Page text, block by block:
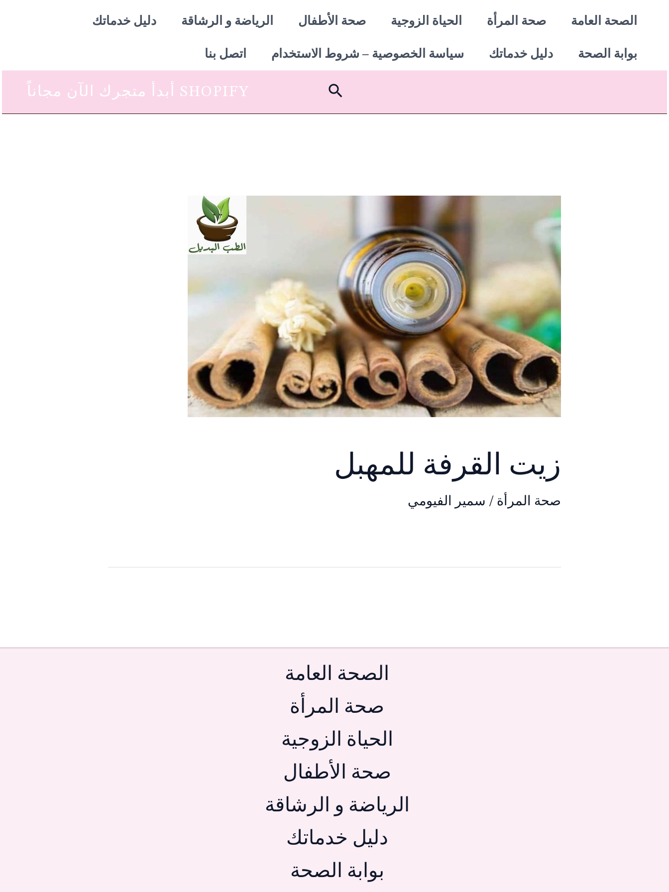
تخطيالصحة العامة صحة المرأة الحياة الزوجية صحة الأطفال الرياضة و الرشاقة دليل خدماتك
بوابة الصحة دليل خدماتك سياسة الخصوصية – شروط الاستخدام اتصل بنا
البحث SHOPIFY أبدأ متجرك الآن مجاناً
زيت القرفة للمهبل
صحة المرأة / سمير الفيومي
الصحة العامة
صحة المرأة
الحياة الزوجية
صحة الأطفال
الرياضة و الرشاقة
دليل خدماتك
بوابة الصحة